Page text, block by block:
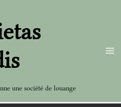
une société de louange